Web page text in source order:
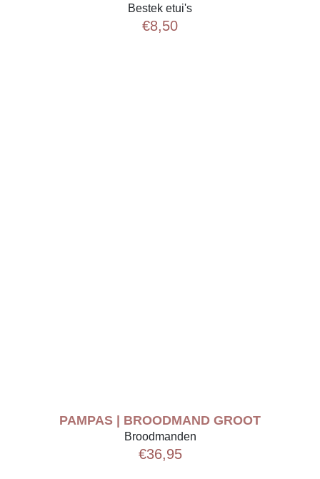
Bestek etui's
€8,50
PAMPAS | BROODMAND GROOT
Broodmanden
€36,95